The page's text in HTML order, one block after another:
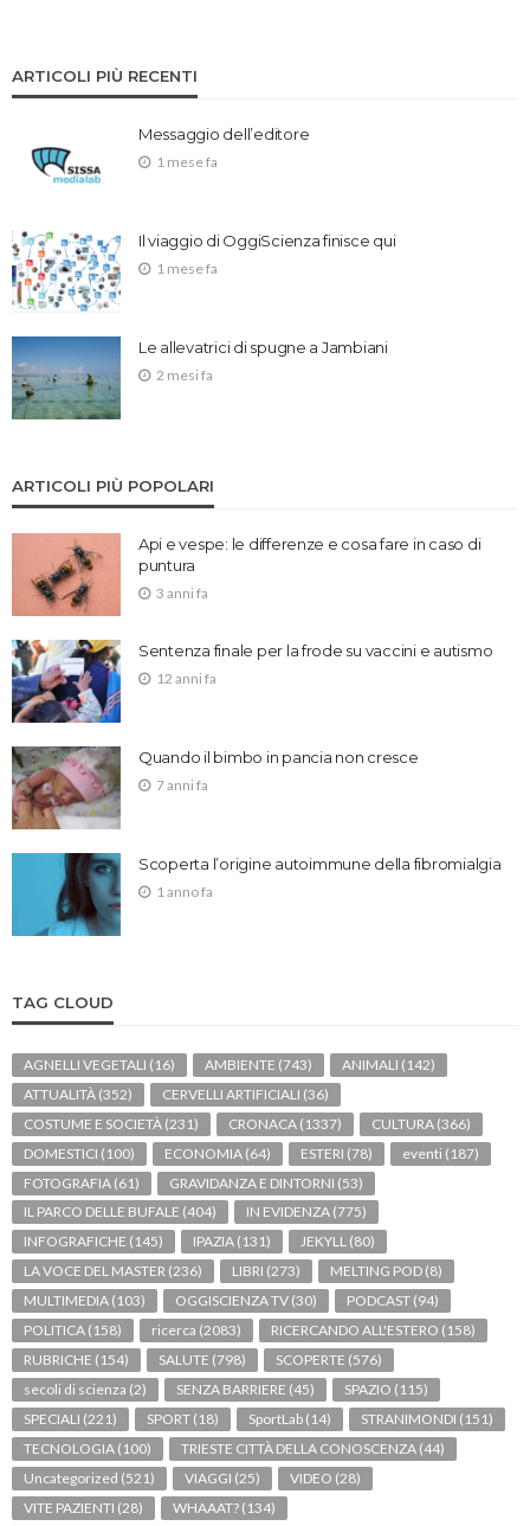
ARTICOLI PIÙ RECENTI
Messaggio dell’editore
1 mese fa
Il viaggio di OggiScienza finisce qui
1 mese fa
Le allevatrici di spugne a Jambiani
2 mesi fa
ARTICOLI PIÙ POPOLARI
Api e vespe: le differenze e cosa fare in caso di
puntura
3 anni fa
Sentenza finale per la frode su vaccini e autismo
12 anni fa
Quando il bimbo in pancia non cresce
7 anni fa
Scoperta l’origine autoimmune della fibromialgia
1 anno fa
TAG CLOUD
AGNELLI VEGETALI (16) AMBIENTE (743) ANIMALI (142)
ATTUALITÀ (352) CERVELLI ARTIFICIALI (36)
COSTUME E SOCIETÀ (231) CRONACA (1337) CULTURA (366)
DOMESTICI (100) ECONOMIA (64) ESTERI (78) eventi (187)
FOTOGRAFIA (61) GRAVIDANZA E DINTORNI (53)
IL PARCO DELLE BUFALE (404) IN EVIDENZA (775)
INFOGRAFICHE (145) IPAZIA (131) JEKYLL (80)
LA VOCE DEL MASTER (236) LIBRI (273) MELTING POD (8)
MULTIMEDIA (103) OGGISCIENZA TV (30) PODCAST (94)
POLITICA (158) ricerca (2083) RICERCANDO ALL'ESTERO (158)
RUBRICHE (154) SALUTE (798) SCOPERTE (576)
secoli di scienza (2) SENZA BARRIERE (45) SPAZIO (115)
SPECIALI (221) SPORT (18) SportLab (14) STRANIMONDI (151)
TECNOLOGIA (100) TRIESTE CITTÀ DELLA CONOSCENZA (44)
Uncategorized (521) VIAGGI (25) VIDEO (28)
VITE PAZIENTI (28) WHAAAT? (134)